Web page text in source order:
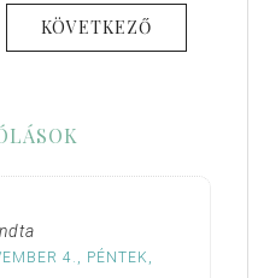
KÖVETKEZŐ
4., PÉNTEK,